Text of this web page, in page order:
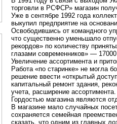
торговли в РСФСР» магазин
Уже в сентябре 1992 года
выкупил предприятие на
Освободившись от командного
что существенно уменьшало
рекордов» по количеству
глазами современников» —
Увеличение ассортимента и
Работа «по старинке» не могла
решение ввести «открытый
капитальный ремонт здания,
учета, расширение ассортимента.
Гордостью магазина являются
В магазине мало случайных
сохраняется семейная
сказать, что одним из главных